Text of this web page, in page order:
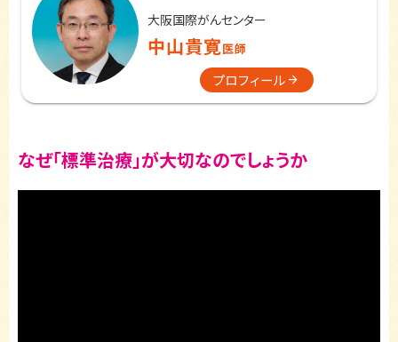
大阪国際がんセンター
中山貴寛医師
プロフィール
なぜ「標準治療」が大切なのでしょうか